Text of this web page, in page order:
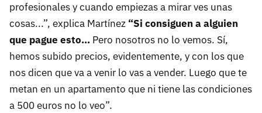
profesionales y cuando empiezas a mirar ves unas
cosas...”, explica Martínez “Si consiguen a alguien
que pague esto… Pero nosotros no lo vemos. Sí,
hemos subido precios, evidentemente, y con los que
nos dicen que va a venir lo vas a vender. Luego que te
metan en un apartamento que ni tiene las condiciones
a 500 euros no lo veo”.